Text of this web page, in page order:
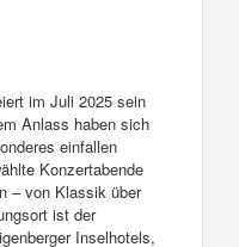
im Juli 2025 sein
Anlass haben sich
einfallen
Konzertabende
– von Klassik über
ist der
Inselhotels,